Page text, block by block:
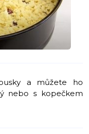
a můžete ho
nebo s kopečkem